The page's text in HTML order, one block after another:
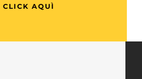
CLICK AQUÌ